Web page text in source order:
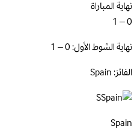
نهاية المباراة
0 – 1
نهاية الشوط الأول: 0 – 1
الفائز: Spain
S
Spain